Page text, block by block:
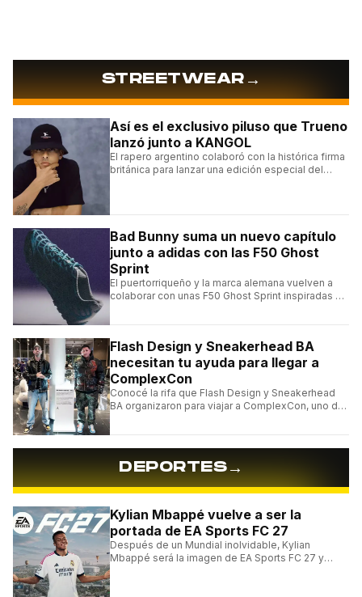
STREETWEAR→
Así es el exclusivo piluso que Trueno
lanzó junto a KANGOL
El rapero argentino colaboró con la histórica firma
británica para lanzar una edición especial del
Bad Bunny suma un nuevo capítulo
junto a adidas con las F50 Ghost
Sprint
El puertorriqueño y la marca alemana vuelven a
colaborar con unas F50 Ghost Sprint inspiradas en
Flash Design y Sneakerhead BA
necesitan tu ayuda para llegar a
ComplexCon
Conocé la rifa que Flash Design y Sneakerhead
BA organizaron para viajar a ComplexCon, uno de
DEPORTES→
Kylian Mbappé vuelve a ser la
portada de EA Sports FC 27
Después de un Mundial inolvidable, Kylian
Mbappé será la imagen de EA Sports FC 27 y